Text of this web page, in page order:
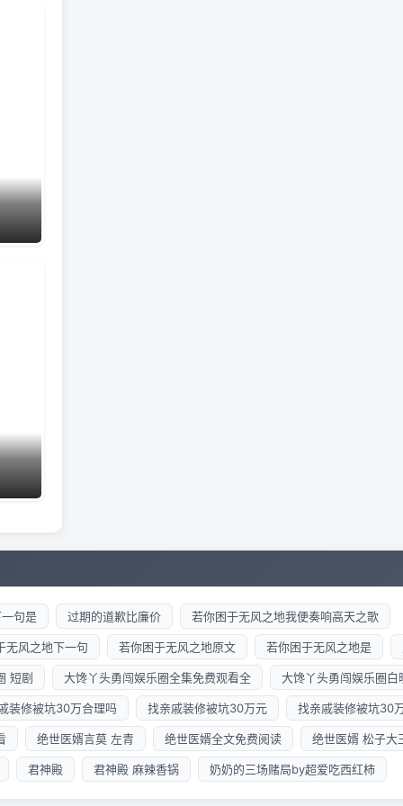
句是 过期的道歉比廉价 若你困于无风之地我便奏响高天之歌
无风之地下一句 若你困于无风之地原文 若你困于无风之地是
短剧 大馋丫头勇闯娱乐圈全集免费观看全 大馋丫头勇闯娱乐圈白
装修被坑30万合理吗 找亲戚装修被坑30万元 找亲戚装修被坑30
绝世医婿言莫 左青 绝世医婿全文免费阅读 绝世医婿 松子大
君神殿 君神殿 麻辣香锅 奶奶的三场赌局by超爱吃西红柿